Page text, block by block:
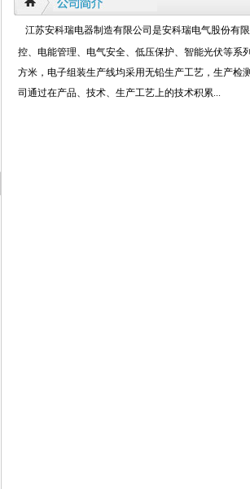
江苏安科瑞电器制造有限公司是安科瑞电气股份有
控、电能管理、电气安全、低压保护、智能光伏等系
方米，电子组装生产线均采用无铅生产工艺，生产检
司通过在产品、技术、生产工艺上的技术积累...